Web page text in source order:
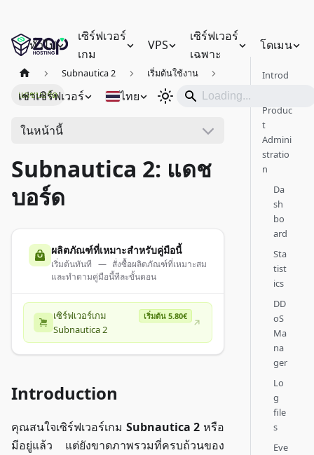
ทั่วไป
เซิร์ฟเวอร์
เกม
VPS
เซิร์ฟเวอร์
เฉพาะ
โดเมน
เช่าเซิร์ฟเวอร์ ไทย
Subnautica 2
เริ่มต้นใช้งาน
แดชบอร์ด
ในหน้านี้
Subnautica 2: แดช
บอร์ด
ผลิตภัณฑ์ที่เหมาะสำหรับคู่มือนี้
เริ่มต้นทันที — สั่งซื้อผลิตภัณฑ์ที่เหมาะสม
และทำตามคู่มือนี้ทีละขั้นตอน
เซิร์ฟเวอร์เกม
Subnautica 2
เริ่มต้น 5.80€
Introduction
คุณสนใจเซิร์ฟเวอร์เกม Subnautica 2 หรือ
มีอยู่แล้ว แต่ยังขาดภาพรวมที่ครบถ้วนของ
Introd
Produc
t
Admini
stratio
n
Da
sh
bo
ard
Sta
tist
ics
DD
oS
Ma
na
ger
Lo
g
file
s
Eve